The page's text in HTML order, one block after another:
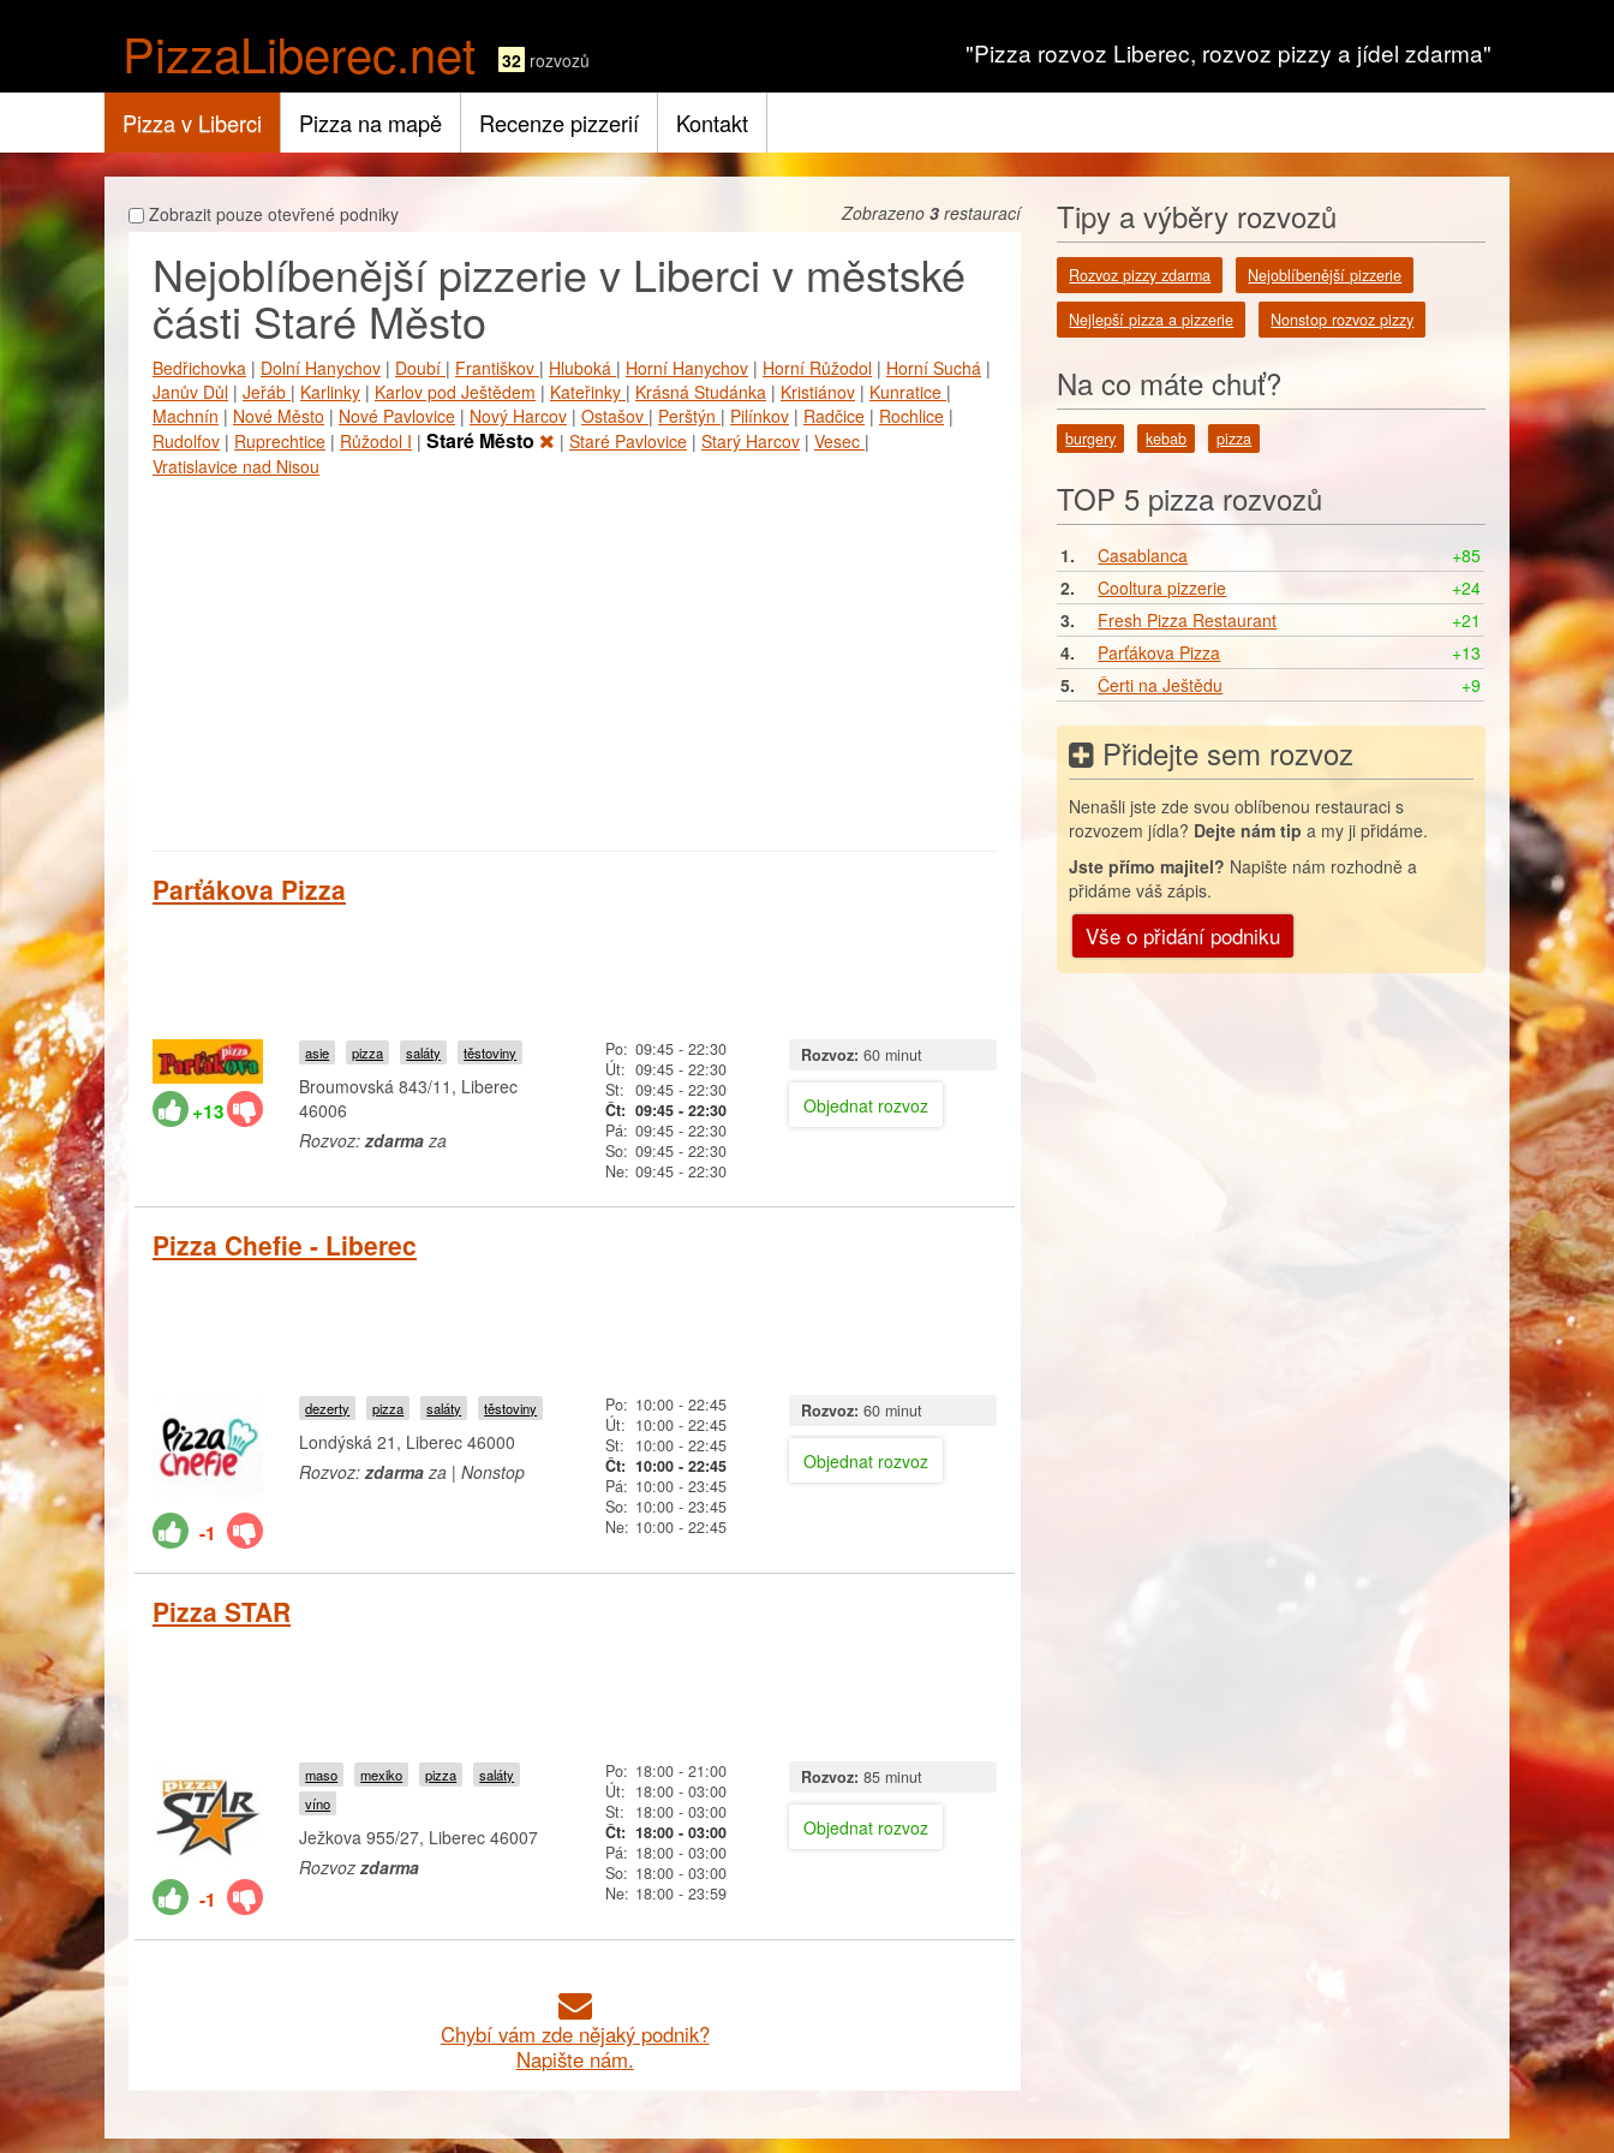
PizzaLiberec.net 32 rozvozů "Pizza rozvoz Liberec, rozvoz pizzy a jídel zdarma"
Pizza v Liberci Pizza na mapě Recenze pizzerií Kontakt
Zobrazit pouze otevřené podniky Zobrazeno3 restaurací
Nejoblíbenější pizzerie v Liberci v městské
části Staré Město
Bedřichovka | Dolní Hanychov | Doubí | Františkov | Hluboká | Horní Hanychov | Horní Růžodol | Horní Suchá |
Janův Důl | Jeřáb | Karlinky | Karlov pod Ještědem | Kateřinky | Krásná Studánka | Kristiánov | Kunratice |
Machnín | Nové Město | Nové Pavlovice | Nový Harcov | Ostašov | Perštýn | Pilínkov | Radčice | Rochlice |
Rudolfov | Ruprechtice | Růžodol I | Staré Město | Staré Pavlovice | Starý Harcov | Vesec |
Vratislavice nad Nisou
Parťákova Pizza
+13
asie pizza saláty těstoviny
Broumovská 843/11, Liberec
46006
Rozvoz:zdarmaza
Po: 09:45- 22:30
Út: 09:45- 22:30
St: 09:45- 22:30
Čt: 09:45- 22:30
Pá: 09:45- 22:30
So: 09:45- 22:30
Ne: 09:45- 22:30
Rozvoz: 60 minut
Objednat rozvoz
Pizza Chefie - Liberec
-1
dezerty pizza saláty těstoviny
Londýská 21, Liberec 46000
Rozvoz:zdarmaza | Nonstop
Po: 10:00- 22:45
Út: 10:00- 22:45
St:
10:00- 22:45
Čt: 10:00- 22:45
Pá: 10:00- 23:45
So: 10:00- 23:45
Ne: 10:00- 22:45
Rozvoz: 60 minut
Objednat rozvoz
Pizza STAR
-1
maso mexiko pizza
saláty
víno
Ježkova 955/27, Liberec 46007
Rozvoz zdarma
Po: 18:00- 21:00
Út: 18:00- 03:00
St:
18:00- 03:00
Čt: 18:00- 03:00
Pá: 18:00- 03:00
So: 18:00- 03:00
Ne: 18:00- 23:59
Rozvoz: 85 minut
Objednat rozvoz
Chybí vám zde nějaký podnik?
Napište nám.
Tipy a výběry rozvozů
Rozvoz pizzy zdarma Nejoblíbenější pizzerie
Nejlepší pizza a pizzerie Nonstop rozvoz pizzy
Na co máte chuť?
burgery kebab pizza
TOP 5 pizza rozvozů
1. Casablanca
+85
2.
Cooltura pizzerie
+24
3.
Fresh Pizza Restaurant
+21
4.
Parťákova Pizza
+13
5.
Čerti na Ještědu +9
Přidejte sem rozvoz
Nenašli jste zde svou oblíbenou restauraci s
rozvozem jídla? Dejte nám tip a my ji přidáme.
Jste přímo majitel? Napište nám rozhodně a
přidáme váš zápis.
Vše o přidání podniku